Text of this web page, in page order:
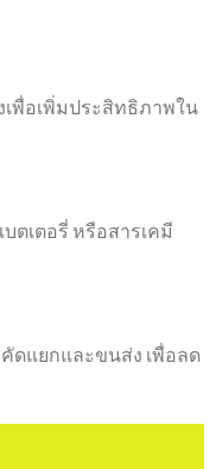
เพื่อเพิ่มประสิทธิภาพใน
ตเตอรี่ หรือสารเคมี
ดแยกและขนส่ง เพื่อลด